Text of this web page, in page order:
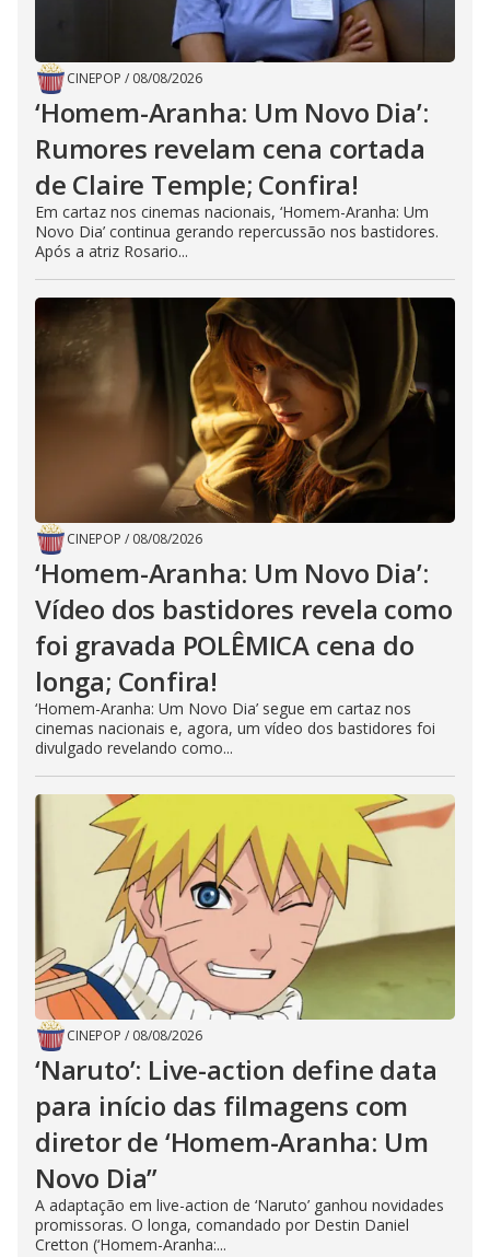
CINEPOP / 08/08/2026
‘Homem-Aranha: Um Novo Dia’:
Rumores revelam cena cortada
de Claire Temple; Confira!
Em cartaz nos cinemas nacionais, ‘Homem-Aranha: Um
Novo Dia’ continua gerando repercussão nos bastidores.
Após a atriz Rosario...
CINEPOP / 08/08/2026
‘Homem-Aranha: Um Novo Dia’:
Vídeo dos bastidores revela como
foi gravada POLÊMICA cena do
longa; Confira!
‘Homem-Aranha: Um Novo Dia’ segue em cartaz nos
cinemas nacionais e, agora, um vídeo dos bastidores foi
divulgado revelando como...
CINEPOP / 08/08/2026
‘Naruto’: Live-action define data
para início das filmagens com
diretor de ‘Homem-Aranha: Um
Novo Dia”
A adaptação em live-action de ‘Naruto’ ganhou novidades
promissoras. O longa, comandado por Destin Daniel
Cretton (‘Homem-Aranha:...